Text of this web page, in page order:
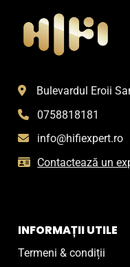
Bulevardul Eroii
0758818181
info@hifiexpert.ro
Contactează un
INFORMAȚII UTILE
Termeni & condiții